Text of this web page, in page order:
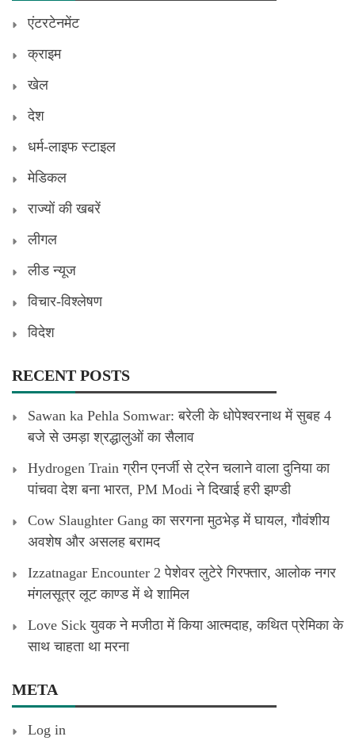
एंटरटेनमेंट
क्राइम
खेल
देश
धर्म-लाइफ स्टाइल
मेडिकल
राज्यों की खबरें
लीगल
लीड न्यूज
विचार-विश्लेषण
विदेश
RECENT POSTS
Sawan ka Pehla Somwar: बरेली के धोपेश्वरनाथ में सुबह 4
बजे से उमड़ा श्रद्धालुओं का सैलाव
Hydrogen Train ग्रीन एनर्जी से ट्रेन चलाने वाला दुनिया का
पांचवा देश बना भारत, PM Modi ने दिखाई हरी झण्डी
Cow Slaughter Gang का सरगना मुठभेड़ में घायल, गौवंशीय
अवशेष और असलह बरामद
Izzatnagar Encounter 2 पेशेवर लुटेरे गिरफ्तार, आलोक नगर
मंगलसूत्र लूट काण्‍ड में थे शामिल
Love Sick युवक ने मजीठा में किया आत्मदाह, कथित प्रेमिका के
साथ चाहता था मरना
META
Log in